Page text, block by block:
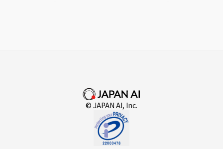
© JAPAN AI, Inc.